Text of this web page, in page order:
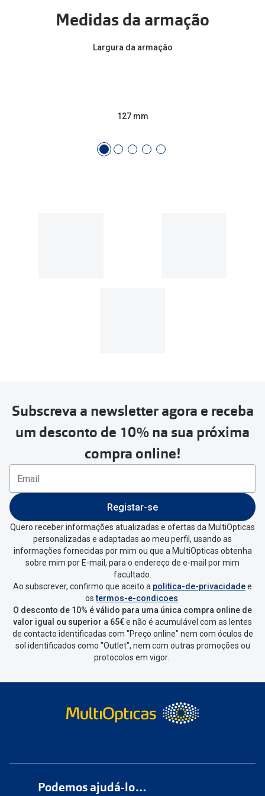
Medidas da armação
Largura da armação
127 mm
Subscreva a newsletter agora e receba
um desconto de 10% na sua próxima
compra online!
Registar-se
Quero receber informações atualizadas e ofertas da MultiOpticas
personalizadas e adaptadas ao meu perfil, usando as
informações fornecidas por mim ou que a MultiOpticas obtenha
sobre mim por E-mail, para o endereço de e-mail por mim
facultado.
Ao subscrever, confirmo que aceito a politica-de-privacidadee
ostermos-e-condicoes.
O desconto de 10% é válido para uma única compra online de
valor igual ou superior a 65€e não é acumulável com as lentes
de contacto identificadas com "Preço online" nem com óculos de
sol identificados como "Outlet", nem com outras promoções ou
protocolos em vigor.
Podemos ajudá-lo…